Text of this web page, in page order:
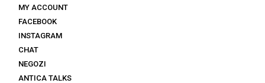
MY ACCOUNT
FACEBOOK
INSTAGRAM
CHAT
NEGOZI
ANTICA TALKS